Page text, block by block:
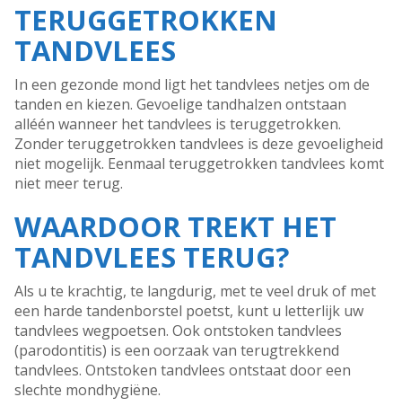
TERUGGETROKKEN
TANDVLEES
In een gezonde mond ligt het tandvlees netjes om de
tanden en kiezen. Gevoelige tandhalzen ontstaan
alléén wanneer het tandvlees is teruggetrokken.
Zonder teruggetrokken tandvlees is deze gevoeligheid
niet mogelijk. Eenmaal teruggetrokken tandvlees komt
niet meer terug.
WAARDOOR TREKT HET
TANDVLEES TERUG?
Als u te krachtig, te langdurig, met te veel druk of met
een harde tandenborstel poetst, kunt u letterlijk uw
tandvlees wegpoetsen. Ook ontstoken tandvlees
(parodontitis) is een oorzaak van terugtrekkend
tandvlees. Ontstoken tandvlees ontstaat door een
slechte mondhygiëne.